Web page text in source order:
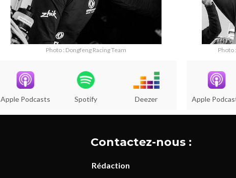
Photo : Dongfeng Racing Team
Apple Podcasts Spotify Deezer
Photo
Apple
Contactez-nous :
Rédaction